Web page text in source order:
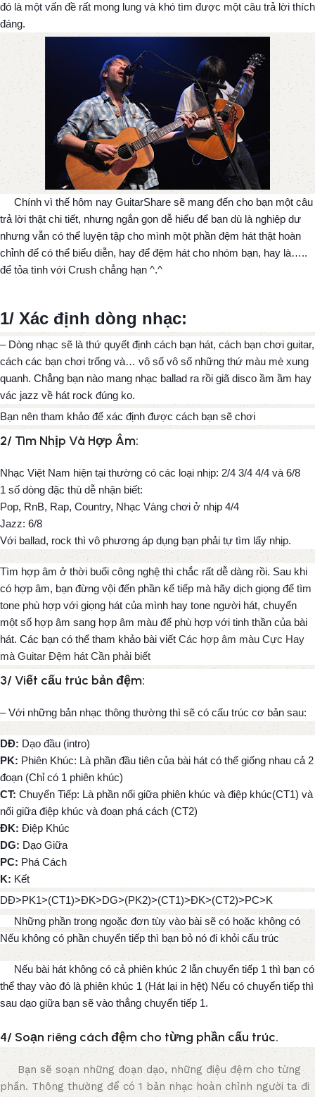
đó là một vấn đề rất mong lung và khó tìm được một câu trả lời thích
đáng.
Chính vì thế hôm nay GuitarShare sẽ mang đến cho bạn một câu
trả lời thật chi tiết, nhưng ngắn gọn dễ hiểu để bạn dù là nghiệp dư
nhưng vẫn có thể luyện tập cho mình một phần đệm hát thật hoàn
chỉnh để có thể biểu diễn, hay để đệm hát cho nhóm bạn, hay là…..
để tỏa tình với Crush chẳng hạn ^.^
1/ Xác định dòng nhạc:
– Dòng nhạc sẽ là thứ quyết định cách bạn hát, cách bạn chơi guitar,
cách các bạn chơi trống và… vô số vô số những thứ màu mè xung
quanh. Chẳng bạn nào mang nhạc ballad ra rồi giã disco ầm ầm hay
vác jazz về hát rock đúng ko.
Bạn nên tham khảo để xác định được cách bạn sẽ chơi
2/ Tìm Nhịp Và Hợp Âm:
Nhạc Việt Nam hiện tại thường có các loại nhịp: 2/4 3/4 4/4 và 6/8
1 số dòng đặc thù dễ nhận biết:
Pop, RnB, Rap, Country, Nhạc Vàng chơi ở nhịp 4/4
Jazz: 6/8
Với ballad, rock thì vô phương áp dụng bạn phải tự tìm lấy nhịp.
Tìm hợp âm ở thời buổi công nghệ thì chắc rất dễ dàng rồi. Sau khi
có hợp âm, bạn đừng vội đến phần kế tiếp mà hãy dịch giọng để tìm
tone phù hợp với giọng hát của mình hay tone người hát, chuyển
một số hợp âm sang hợp âm màu để phù hợp với tinh thần của bài
hát. Các bạn có thể tham khảo bài viết Các hợp âm màu Cực Hay
mà Guitar Đệm hát Cần phải biết
3/ Viết cấu trúc bản đệm:
– Với những bản nhạc thông thường thì sẽ có cấu trúc cơ bản sau:
DĐ: Dạo đầu (intro)
PK: Phiên Khúc: Là phần đầu tiên của bài hát có thể giống nhau cả 2
đoạn (Chỉ có 1 phiên khúc)
CT: Chuyển Tiếp: Là phần nối giữa phiên khúc và điệp khúc(CT1) và
nối giữa điệp khúc và đoạn phá cách (CT2)
ĐK: Điệp Khúc
DG: Dạo Giữa
PC: Phá Cách
K: Kết
DĐ>PK1>(CT1)>ĐK>DG>(PK2)>(CT1)>ĐK>(CT2)>PC>K
Những phần trong ngoặc đơn tùy vào bài sẽ có hoặc không có
Nếu không có phần chuyển tiếp thì bạn bỏ nó đi khỏi cấu trúc
Nếu bài hát không có cả phiên khúc 2 lẫn chuyển tiếp 1 thì bạn có
thể thay vào đó là phiên khúc 1 (Hát lại in hệt) Nếu có chuyển tiếp thì
sau dạo giữa bạn sẽ vào thẳng chuyển tiếp 1.
4/ Soạn riêng cách đệm cho từng phần cấu trúc.
Bạn sẽ soạn những đoạn dạo, những điệu đệm cho từng
phần. Thông thường để có 1 bản nhạc hoàn chỉnh người ta đi